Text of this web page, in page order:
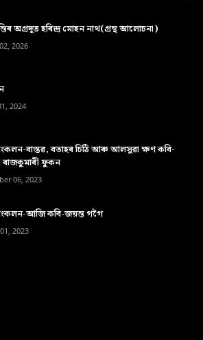
অগ্ৰদূত হৰিন্দ্ৰ মোহন নাথ(গ্ৰন্থ আলোচনা)
2026
2024
বাস্তৱ, বতাহৰ চিঠি আৰু আলসুৱা ক্ষণ কবি-
ৰাজকুমাৰী ফুকন
06, 2023
আজি কবি-জয়ন্ত গগৈ
2023